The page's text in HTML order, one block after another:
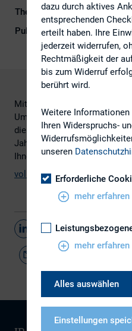
Themengebiet
Publikationsform
Mittelstandsanleihen, ein
Umfrage, bleiben davon
die Aussichten für das
Jahr weiterhin gut. Diese
Ihnen diese Studie.
vollständige Studie
Teilen
dazu durch aktives
entsprechenden
erteilt haben. Ihre
jederzeit widerrufen,
Rechtmäßigkeit der
bis zum Widerruf
berührt wird.
Weitere
Ihren Widerspruchs-
unseren
Erforderliche
mehr erfahren
mehr erfahren
Alles auswählen
Einstellungen